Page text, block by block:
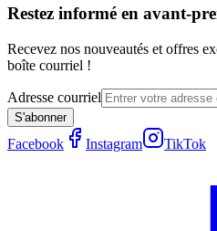
Restez informé en avant-
Recevez nos nouveautés et offres
boîte courriel !
Adresse courriel
S'abonner
Facebook Instagram TikTok